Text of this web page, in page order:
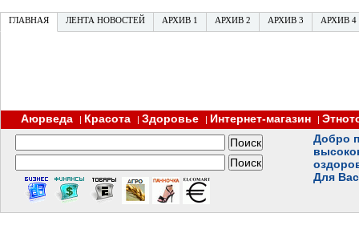
ГЛАВНАЯ ЛЕНТА НОВОСТЕЙ АРХИВ 1 АРХИВ 2 АРХИВ 3 АРХИВ 4
Аюрведа | Красота | Здоровье | Интернет-магазин |
Добро
Для